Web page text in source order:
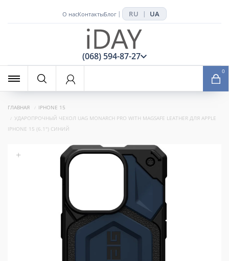
О насКонтактыБлог | RU | UA
(068) 594-87-27
0
ГЛАВНАЯ
IPHONE 15
УДАРОПРОЧНЫЙ ЧЕХОЛ UAG MONARCH PRO WITH MAGSAFE LEATHER ДЛЯ APPLE
IPHONE 15 (6.1") СИНИЙ
+